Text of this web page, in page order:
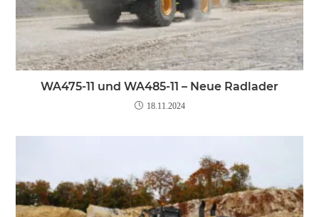
WA475-11 und WA485-11 – Neue Radlader
18.11.2024